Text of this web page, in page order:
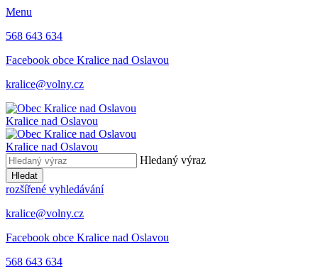
Menu
568 643 634
Facebook obce Kralice nad Oslavou
kralice@volny.cz
Kralice nad Oslavou
Kralice nad Oslavou
Hledaný výraz
Hledat
rozšířené vyhledávání
kralice@volny.cz
Facebook obce Kralice nad Oslavou
568 643 634